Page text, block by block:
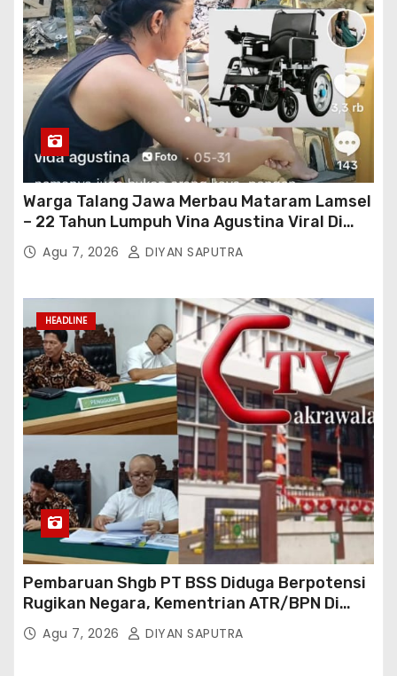
Warga Talang Jawa Merbau Mataram Lamsel
– 22 Tahun Lumpuh Vina Agustina Viral Di
Tiktok Inginkan Kursi Roda Listrik, Kepala
Perwakilan Provinsi Lampung Media
Bertindak
Agu 7, 2026 DIYAN SAPUTRA
HEADLINE
Pembaruan Shgb PT BSS Diduga Berpotensi
Rugikan Negara, Kementrian ATR/BPN Di
Gugat Di PTUN Jakarta
Agu 7, 2026 DIYAN SAPUTRA